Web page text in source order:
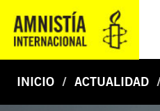
INICIO ACTUALIDAD